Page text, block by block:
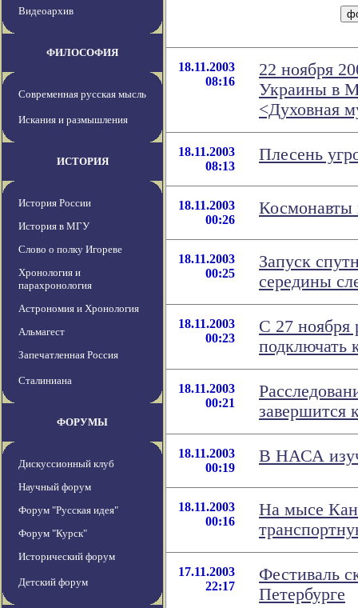
Видеоархив
ФИЛОСОФИЯ
Современная русская мысль
Искания и размышления
ИСТОРИЯ
История России
История в МГУ
Слово о полку Игореве
Хронология и
парахронология
Астрономия и Хронология
Альмагест
Запечатленная Россия
Сталиниана
ФОРУМЫ
Дискуссионный клуб
Научный форум
Форум "Русская идея"
Форум "Курск"
Исторический форум
Детский форум
18.11.2003
08:16
22 ноября
Украины в
<Духовная
18.11.2003
08:13
Плесень
18.11.2003
00:26
Космонавты
18.11.2003
00:25
Запуск
середины
18.11.2003
00:23
С 27 ноября
подключать
18.11.2003
00:21
завершится
18.11.2003
00:19
В НАСА
18.11.2003
00:16
На мысе
17.11.2003
22:17
Фестиваль
Петербурге